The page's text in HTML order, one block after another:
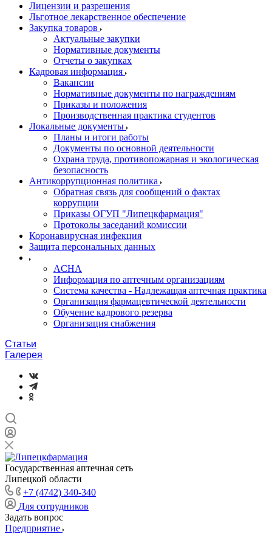
Лицензии и разрешения
Льготное лекарственное обеспечение
Закупка товаров
Актуальные закупки
Нормативные документы
Отчеты о закупках
Кадровая информация
Вакансии
Нормативные документы по награждениям
Приказы и положения
Производственная практика студентов
Локальные документы
Планы и итоги работы
Документы по основной деятельности
Охрана труда, противопожарная и экологическая
безопасность
Антикоррупционная политика
Обратная связь для сообщений о фактах
коррупции
Приказы ОГУП "Липецкфармация"
Протоколы заседаний комиссии
Коронавирусная инфекция
Защита персональных данных
ACHA
Информация по аптечным организациям
Система качества - Надлежащая аптечная практика
Организация фармацевтической деятельности
Обучение кадрового резерва
Организация снабжения
Статьи
Галерея
Государственная аптечная сеть
Липецкой области
+7 (4742) 340-340
Для сотрудников
Задать вопрос
Предприятие